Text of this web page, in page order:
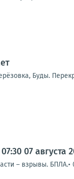
Буды.
07 августа
– взрывы. БПЛА.•